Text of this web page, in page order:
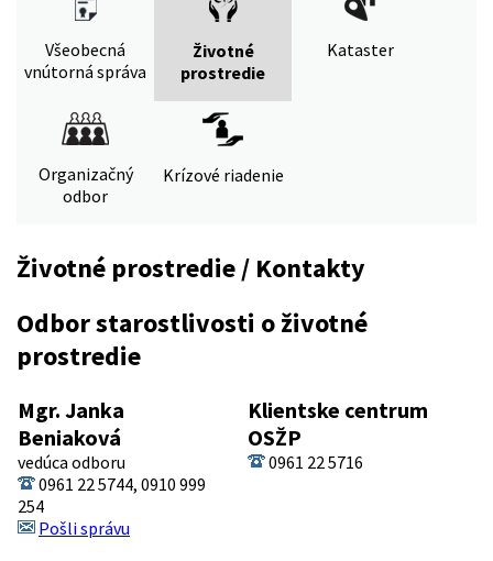
Všeobecná
vnútorná správa
Životné
prostredie
Kataster
Organizačný
odbor
Krízové riadenie
Životné prostredie / Kontakty
Odbor starostlivosti o životné
prostredie
Mgr. Janka
Beniaková
vedúca odboru
0961 22 5744, 0910 999
254
Pošli správu
Klientske centrum
OSŽP
0961 22 5716